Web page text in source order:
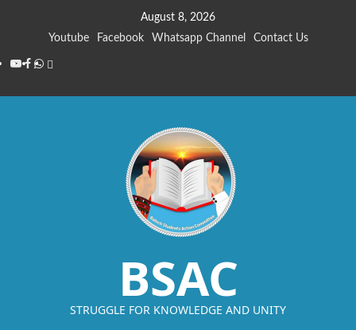
August 8, 2026
Youtube
Facebook Whatsapp Channel Contact Us
BSAC
STRUGGLE FOR KNOWLEDGE AND UNITY